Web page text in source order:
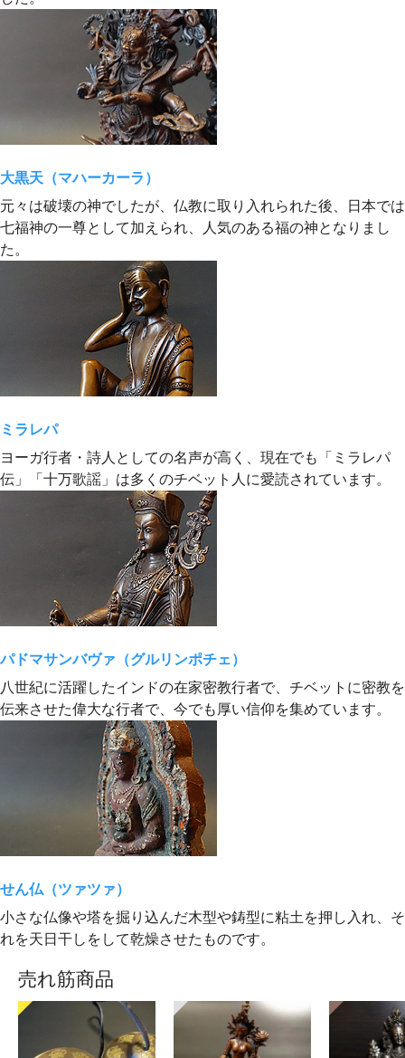
大黒天（マハーカーラ）
元々は破壊の神でしたが、仏教に取り入れられた後、日本では
七福神の一尊として加えられ、人気のある福の神となりまし
た。
ミラレパ
ヨーガ行者・詩人としての名声が高く、現在でも「ミラレパ
伝」「十万歌謡」は多くのチベット人に愛読されています。
パドマサンバヴァ（グルリンポチェ）
八世紀に活躍したインドの在家密教行者で、チベットに密教を
伝来させた偉大な行者で、今でも厚い信仰を集めています。
せん仏（ツァツァ）
小さな仏像や塔を掘り込んだ木型や鋳型に粘土を押し入れ、そ
れを天日干しをして乾燥させたものです。
売れ筋商品